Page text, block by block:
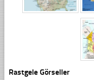
Rastgele Görseller